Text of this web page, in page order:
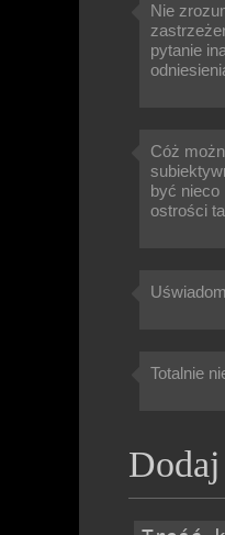
Nie
pytanie
Cóż
być nieco
ostrości
Totalnie